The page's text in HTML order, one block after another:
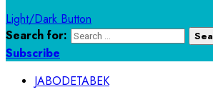
Light/Dark Button
Search for:
Subscribe
JABODETABEK